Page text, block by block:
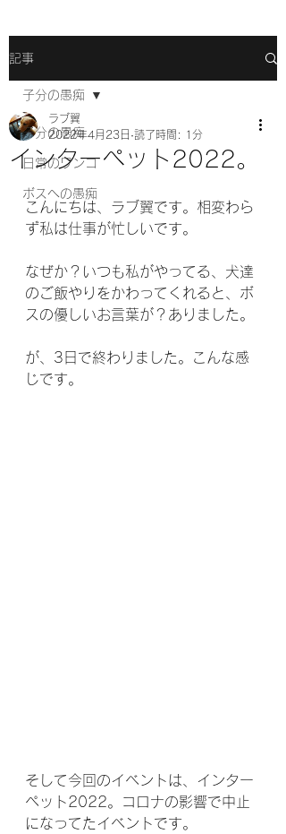
記事
子分の愚痴
日常のワンコ
ボスへの愚痴
子分の愚痴
インターペット2022。
ラブ翼
2022年4月23日 読了時間: 1分
こんにちは、ラブ翼です。相変わら
ず私は仕事が忙しいです。
なぜか？いつも私がやってる、犬達
のご飯やりをかわってくれると、ボ
スの優しいお言葉が？ありました。
が、3日で終わりました。こんな感
じです。
そして今回のイベントは、インター
ペット2022。コロナの影響で中止
になってたイベントです。